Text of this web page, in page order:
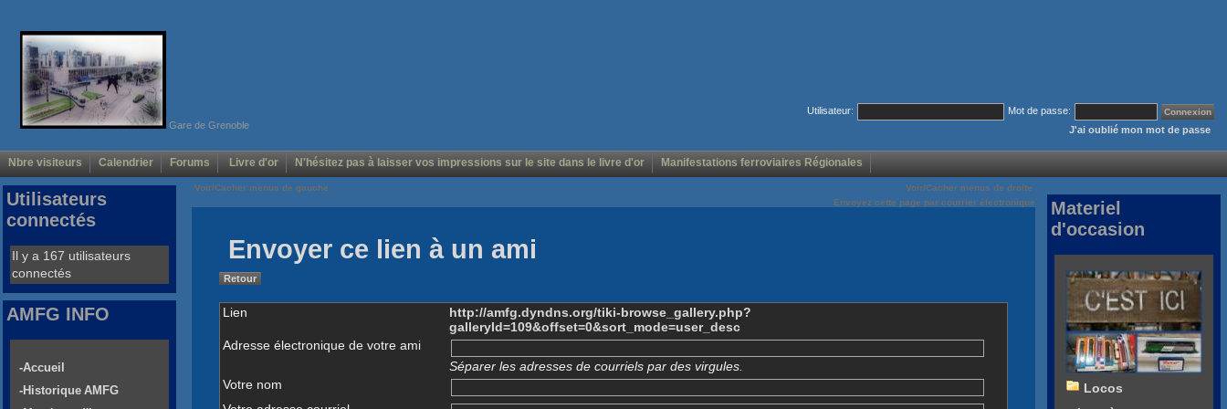
Gare de Grenoble
Utilisateur:
Mot de passe:
J'ai oublié mon mot de passe
Nbre visiteurs Calendrier Forums Livre d'or N'hésitez pas à laisser vos impressions sur le site dans le livre d'or Manifestations ferroviaires Régionales
Voir/Cacher menus de gauche
Voir/Cacher menus de droite
Envoyez cette page par courrier électronique
Envoyer ce lien à un ami
Retour
Lien
http://amfg.dyndns.org/tiki-browse_gallery.php?
galleryId=109&offset=0&sort_mode=user_desc
Adresse électronique de votre ami
Séparer les adresses de courriels par des virgules.
Votre nom
Utilisateurs
connectés
Il y a 167 utilisateurs
connectés
AMFG INFO
-Accueil
-Historique AMFG
Materiel
d'occasion
Locos